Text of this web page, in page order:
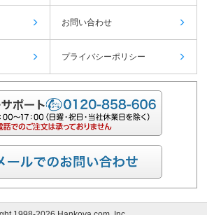
お問い合わせ
プライバシーポリシー